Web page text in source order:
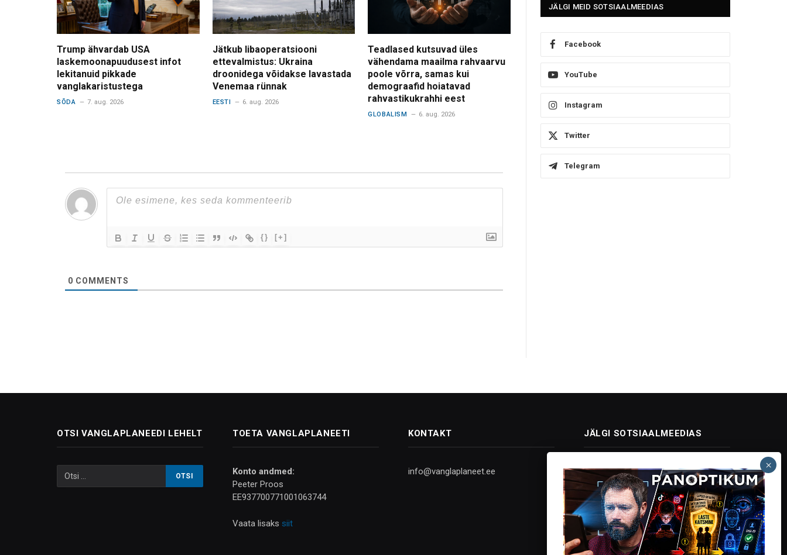
Trump ähvardab USA
laskemoonapuudusest infot
lekitanuid pikkade
vanglakaristustega
SÕDA 7. aug. 2026
Jätkub libaoperatsiooni
ettevalmistus: Ukraina
droonidega võidakse lavastada
Venemaa rünnak
EESTI 6. aug. 2026
Teadlased kutsuvad üles
vähendama maailma rahvaarvu
poole võrra, samas kui
demograafid hoiatavad
rahvastikukrahhi eest
GLOBALISM 6. aug. 2026
{} [+]
0 COMMENTS
JÄLGI MEID SOTSIAALMEEDIAS
Facebook
YouTube
Instagram
Twitter
Telegram
OTSI VANGLAPLANEEDI LEHELT TOETA VANGLAPLANEETI
Konto andmed:
Peeter Proos
EE937700771001063744
Vaata lisaks siit
KONTAKT
info@vanglaplaneet.ee
JÄLGI SOTSIAALMEEDIAS
Facebook
X
(Twitter)
InstagramYouTubeTelegram